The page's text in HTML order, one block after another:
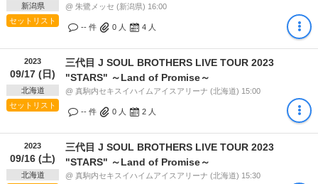
新潟県
セットリスト
@ 朱鷺メッセ (新潟県) 16:00
-- 件 0 人 4 人
2023
09/17 (日)
北海道
セットリスト
三代目 J SOUL BROTHERS LIVE TOUR 2023
"STARS" ～Land of Promise～
@ 真駒内セキスイハイムアイスアリーナ (北海道) 15:00
-- 件 0 人 2 人
2023
09/16 (土)
北海道
三代目 J SOUL BROTHERS LIVE TOUR 2023
"STARS" ～Land of Promise～
@ 真駒内セキスイハイムアイスアリーナ (北海道) 15:30